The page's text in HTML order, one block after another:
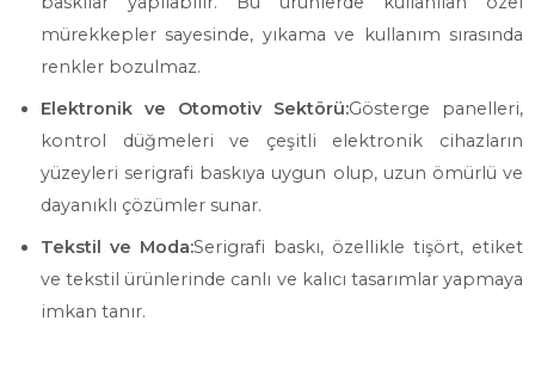
mürekkepler sayesinde, yıkama ve kullanım sırasında
renkler bozulmaz.
Elektronik ve Otomotiv Sektörü:Gösterge panelleri,
kontrol düğmeleri ve çeşitli elektronik cihazların
yüzeyleri serigrafi baskıya uygun olup, uzun ömürlü ve
dayanıklı çözümler sunar.
Tekstil ve Moda:Serigrafi baskı, özellikle tişört, etiket
ve tekstil ürünlerinde canlı ve kalıcı tasarımlar yapmaya
imkan tanır.